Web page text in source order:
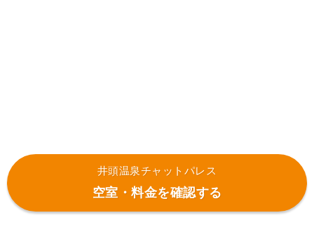
井頭温泉チャットパレス
空室・料金を確認する